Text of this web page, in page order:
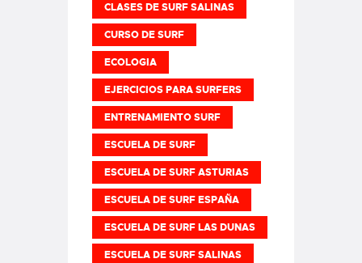
CLASES DE SURF SALINAS
CURSO DE SURF
ECOLOGIA
EJERCICIOS PARA SURFERS
ENTRENAMIENTO SURF
ESCUELA DE SURF
ESCUELA DE SURF ASTURIAS
ESCUELA DE SURF ESPAÑA
ESCUELA DE SURF LAS DUNAS
ESCUELA DE SURF SALINAS